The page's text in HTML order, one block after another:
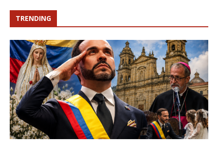
TRENDING